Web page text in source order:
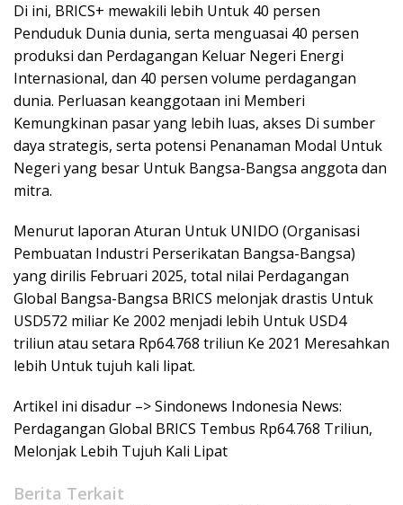
Di ini, BRICS+ mewakili lebih Untuk 40 persen
Penduduk Dunia dunia, serta menguasai 40 persen
produksi dan Perdagangan Keluar Negeri Energi
Internasional, dan 40 persen volume perdagangan
dunia. Perluasan keanggotaan ini Memberi
Kemungkinan pasar yang lebih luas, akses Di sumber
daya strategis, serta potensi Penanaman Modal Untuk
Negeri yang besar Untuk Bangsa-Bangsa anggota dan
mitra.
Menurut laporan Aturan Untuk UNIDO (Organisasi
Pembuatan Industri Perserikatan Bangsa-Bangsa)
yang dirilis Februari 2025, total nilai Perdagangan
Global Bangsa-Bangsa BRICS melonjak drastis Untuk
USD572 miliar Ke 2002 menjadi lebih Untuk USD4
triliun atau setara Rp64.768 triliun Ke 2021 Meresahkan
lebih Untuk tujuh kali lipat.
Artikel ini disadur –> Sindonews Indonesia News:
Perdagangan Global BRICS Tembus Rp64.768 Triliun,
Melonjak Lebih Tujuh Kali Lipat
Berita Terkait